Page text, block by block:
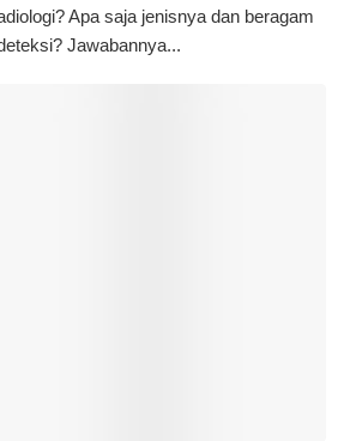
Apa saja jenisnya dan beragam
Jawabannya...